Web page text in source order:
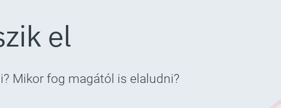
el
Mikor fog magától is elaludni?